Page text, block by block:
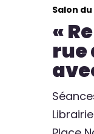
Salon
«
rue